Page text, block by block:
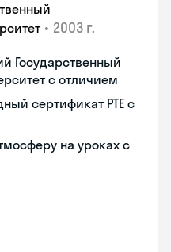
• 2003 г.
Государственный
с отличием
сертификат PTE с
на уроках с